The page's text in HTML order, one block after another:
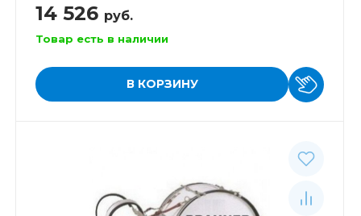
14 526 руб.
Товар есть в наличии
В КОРЗИНУ